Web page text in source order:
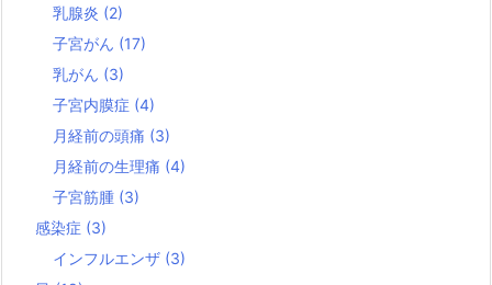
乳腺炎 (2)
子宮がん (17)
乳がん (3)
子宮内膜症 (4)
月経前の頭痛 (3)
月経前の生理痛 (4)
子宮筋腫 (3)
感染症 (3)
インフルエンザ (3)